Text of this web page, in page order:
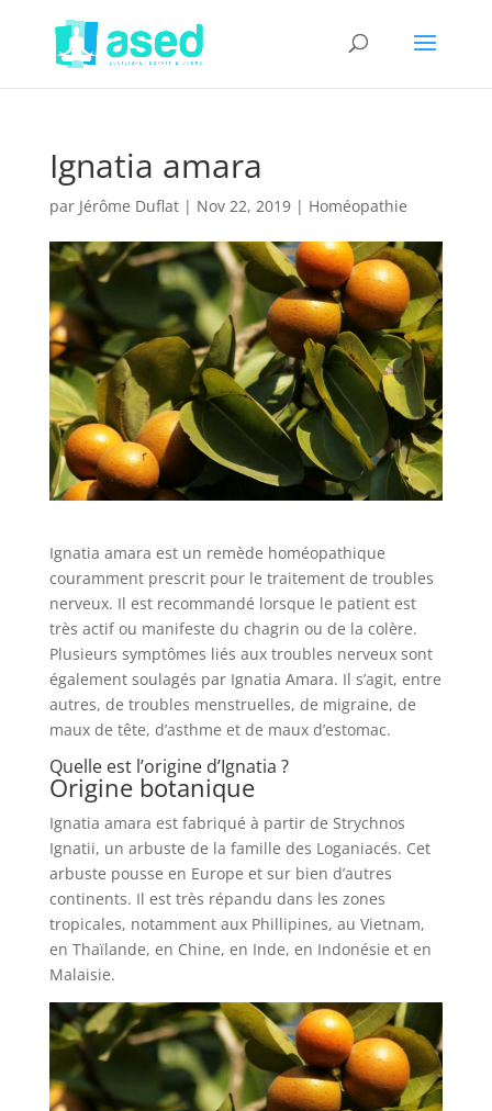
Ignatia amara
par Jérôme Duflat| Nov 22, 2019| Homéopathie
Ignatia amara est un remède homéopathique
couramment prescrit pour le traitement de troubles
nerveux. Il est recommandé lorsque le patient est
très actif ou manifeste du chagrin ou de la colère.
Plusieurs symptômes liés aux troubles nerveux sont
également soulagés par Ignatia Amara. Il s’agit, entre
autres, de troubles menstruelles, de migraine, de
maux de tête, d’asthme et de maux d’estomac.
Quelle est l’origine d’Ignatia ?
Origine botanique
Ignatia amara est fabriqué à partir de Strychnos
Ignatii, un arbuste de la famille des Loganiacés. Cet
arbuste pousse en Europe et sur bien d’autres
continents. Il est très répandu dans les zones
tropicales, notamment aux Phillipines, au Vietnam,
en Thaïlande, en Chine, en Inde, en Indonésie et en
Malaisie.